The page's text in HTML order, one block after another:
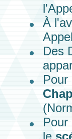
À
Des
Pour
Pour
le